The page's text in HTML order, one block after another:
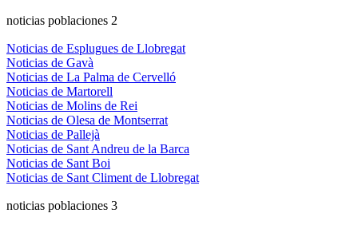
noticias poblaciones 2
Noticias de Esplugues de Llobregat
Noticias de Gavà
Noticias de La Palma de Cervelló
Noticias de Martorell
Noticias de Molins de Rei
Noticias de Olesa de Montserrat
Noticias de Pallejà
Noticias de Sant Andreu de la Barca
Noticias de Sant Boi
Noticias de Sant Climent de Llobregat
noticias poblaciones 3